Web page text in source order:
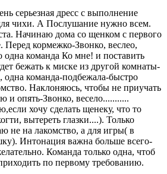
серьезная дресс с выполнение
чихи. А Послушание нужно всем.
Начинаю дома со щенком с первого
кормежко-Звонко, веслео,
одна команда Ко мне! и поставить
бежать к миске из другой комнаты-
одна команда-подбежала-быстро
Наклоняюсь, чтобы не приучать
и опять-Звонко, весело...........
хочу сделать щенеку, что то
вытереть глазки....). Только
не на лакомство, а для игры( в
Интонация важна больше всего-
Команда только одна, чтоб
по первому требованию.